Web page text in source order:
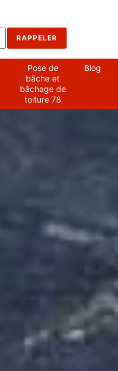
Pose de
bâche et
bâchage de
toiture 78
Blog